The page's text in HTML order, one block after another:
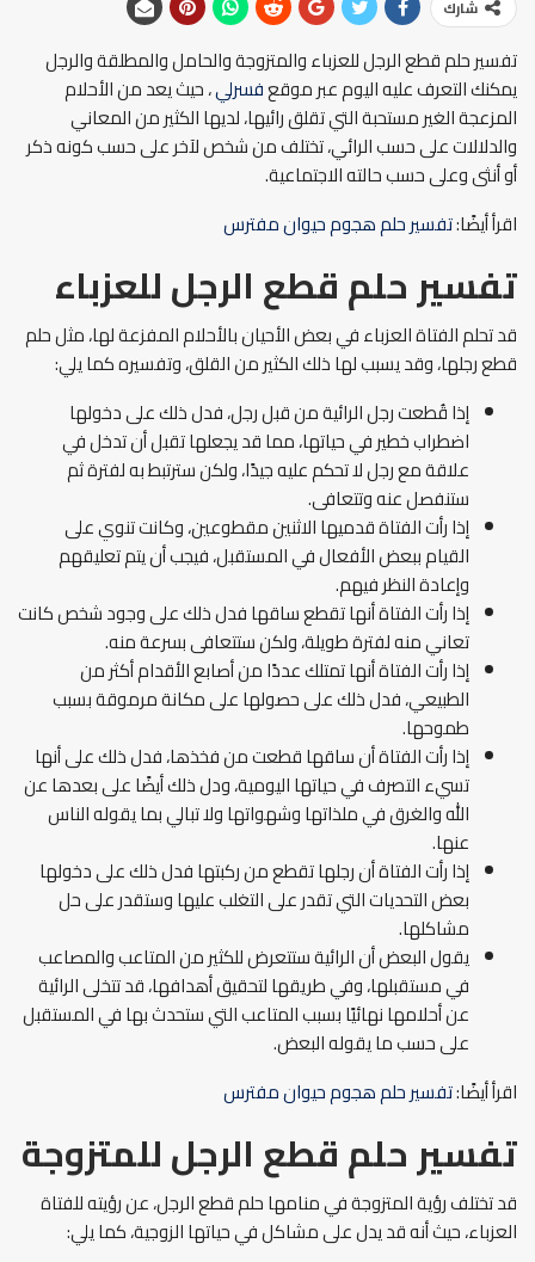
شارك
تفسير حلم قطع الرجل للعزباء والمتزوجة والحامل والمطلقة والرجل
يمكنك التعرف عليه اليوم عبر موقعفسرلي، حيث يعد من الأحلام
المزعجة الغير مستحبة التي تقلق رائيها، لديها الكثير من المعاني
والدلالات على حسب الرائي، تختلف من شخص لآخر على حسب كونه ذكر
أو أنثى وعلى حسب حالته الاجتماعية.
اقرأ أيضًا:تفسير حلم هجوم حيوان مفترس
تفسير حلم قطع الرجل للعزباء
قد تحلم الفتاة العزباء في بعض الأحيان بالأحلام المفزعة لها، مثل حلم
قطع رجلها، وقد يسبب لها ذلك الكثير من القلق، وتفسيره كما يلي:
إذا قُطعت رجل الرائية من قبل رجل، فدل ذلك على دخولها
اضطراب خطير في حياتها، مما قد يجعلها تقبل أن تدخل في
علاقة مع رجل لا تحكم عليه جيدًا، ولكن سترتبط به لفترة ثم
ستنفصل عنه وتتعافى.
إذا رأت الفتاة قدميها الاثنين مقطوعين، وكانت تنوي على
القيام ببعض الأفعال في المستقبل، فيجب أن يتم تعليقهم
وإعادة النظر فيهم.
إذا رأت الفتاة أنها تقطع ساقها فدل ذلك على وجود شخص كانت
تعاني منه لفترة طويلة، ولكن ستتعافى بسرعة منه.
إذا رأت الفتاة أنها تمتلك عددًا من أصابع الأقدام أكثر من
الطبيعي، فدل ذلك على حصولها على مكانة مرموقة بسبب
طموحها.
إذا رأت الفتاة أن ساقها قطعت من فخذها، فدل ذلك على أنها
تسيء التصرف في حياتها اليومية، ودل ذلك أيضًا على بعدها عن
الله والغرق في ملذاتها وشهواتها ولا تبالي بما يقوله الناس
عنها.
إذا رأت الفتاة أن رجلها تقطع من ركبتها فدل ذلك على دخولها
بعض التحديات التي تقدر على التغلب عليها وستقدر على حل
مشاكلها.
يقول البعض أن الرائية ستتعرض للكثير من المتاعب والمصاعب
في مستقبلها، وفي طريقها لتحقيق أهدافها، قد تتخلى الرائية
عن أحلامها نهائيًا بسبب المتاعب التي ستحدث بها في المستقبل
على حسب ما يقوله البعض.
اقرأ أيضًا:تفسير حلم هجوم حيوان مفترس
تفسير حلم قطع الرجل للمتزوجة
قد تختلف رؤية المتزوجة في منامها حلم قطع الرجل، عن رؤيته للفتاة
العزباء، حيث أنه قد يدل على مشاكل في حياتها الزوجية، كما يلي: